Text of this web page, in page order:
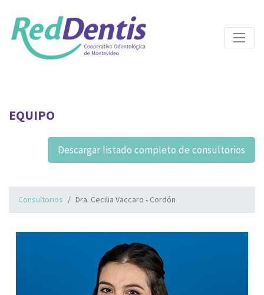
EQUIPO
Descargar listado completo de consultorios
Consultorios Dra. Cecilia Vaccaro - Cordón